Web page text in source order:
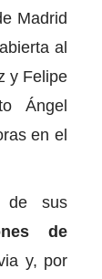
Madrid
al
y Felipe
Ángel
en el
de sus
de
y, por